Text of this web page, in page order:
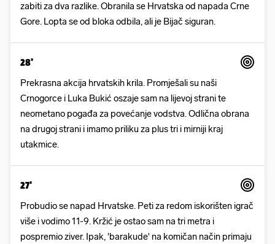
zabiti za dva razlike. Obranila se Hrvatska od napada Crne
Gore. Lopta se od bloka odbila, ali je Bijač siguran.
28'
Prekrasna akcija hrvatskih krila. Promješali su naši
Crnogorce i Luka Bukić oszaje sam na lijevoj strani te
neometano pogađa za povećanje vodstva. Odlična obrana
na drugoj strani i imamo priliku za plus tri i mirniji kraj
utakmice.
27'
Probudio se napad Hrvatske. Peti za redom iskorišten igrač
više i vodimo 11-9. Kržić je ostao sam na tri metra i
pospremio ziver. Ipak, 'barakude' na komičan način primaju